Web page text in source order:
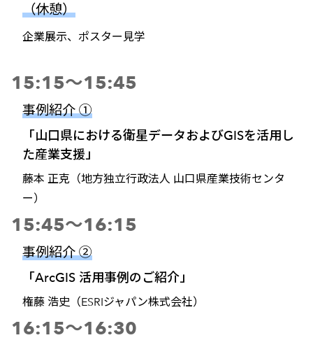
（休憩）
企業展示、ポスター見学
15:15～15:45
事例紹介 ①
「山口県における衛星データおよびGISを活用し
た産業支援」
藤本 正克（地方独立行政法人 山口県産業技術センタ
ー）
15:45～16:15
事例紹介 ②
「ArcGIS 活用事例のご紹介」
権藤 浩史（ESRIジャパン株式会社）
16:15～16:30